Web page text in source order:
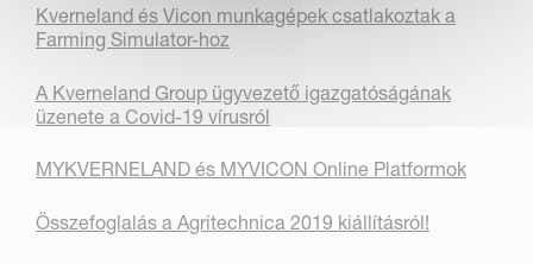
Kverneland és Vicon munkagépek csatlakoztak a
Farming Simulator-hoz
A Kverneland Group ügyvezető igazgatóságának
üzenete a Covid-19 vírusról
MYKVERNELAND és MYVICON Online Platformok
Összefoglalás a Agritechnica 2019 kiállításról!